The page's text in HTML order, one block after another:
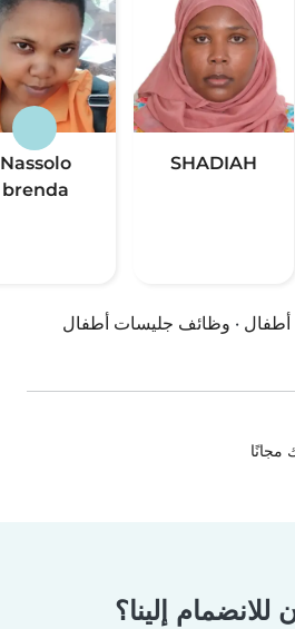
SHADIAH
Nassolo
brenda
أطفال · وظائف جليسات أطفال
مجانًا
إلينا؟